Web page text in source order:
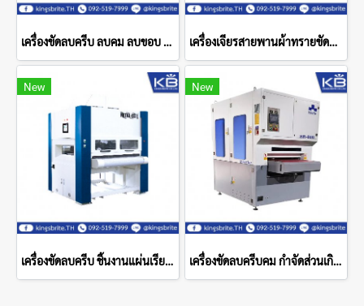
เครื่องขัดลบครีบ ลบคม ลบขอบ ชิ้นงานโลหะ DM1100DC NS Maquinas เครื่องเจียรสายพานผ้าทรายขัดลบรอยเชื่อมขอบกล่องโลหะ FINTEC 136
New
เครื่องขัดลบครีบ ชิ้นงานแผ่นเรียบ Metal-Este 1000 ST-Link
New
เครื่องขัดลบครีบคม กำจัดส่วนเกินโลหะแผ่นเรียบ Supragrit Machine 800SR